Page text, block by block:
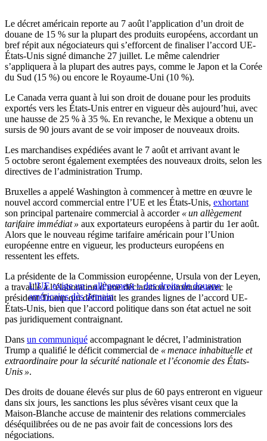
Le décret américain reporte au 7 août l’application d’un droit de
douane de 15 % sur la plupart des produits européens, accordant un
bref répit aux négociateurs qui s’efforcent de finaliser l’accord UE-
États-Unis signé dimanche 27 juillet. Le même calendrier
s’appliquera à la plupart des autres pays, comme le Japon et la Corée
du Sud (15 %) ou encore le Royaume-Uni (10 %).
Le Canada verra quant à lui son droit de douane pour les produits
exportés vers les États-Unis entrer en vigueur dès aujourd’hui, avec
une hausse de 25 % à 35 %. En revanche, le Mexique a obtenu un
sursis de 90 jours avant de se voir imposer de nouveaux droits.
Les marchandises expédiées avant le 7 août et arrivant avant le
5 octobre seront également exemptées des nouveaux droits, selon les
directives de l’administration Trump.
Bruxelles a appelé Washington à commencer à mettre en œuvre le
nouvel accord commercial entre l’UE et les États-Unis, exhortant
son principal partenaire commercial à accorder « un allègement
tarifaire immédiat » aux exportateurs européens à partir du 1er août.
Alors que le nouveau régime tarifaire américain pour l’Union
européenne entre en vigueur, les producteurs européens en
ressentent les effets.
L’UE exige un « allègement » des droits de douane
américains dès demain
La présidente de la Commission européenne, Ursula von der Leyen,
a travaillé à l’élaboration d’une déclaration commune avec le
président Trump qui définirait les grandes lignes de l’accord UE-
États-Unis, bien que l’accord politique dans son état actuel ne soit
pas juridiquement contraignant.
Dans un communiqué accompagnant le décret, l’administration
Trump a qualifié le déficit commercial de « menace inhabituelle et
extraordinaire pour la sécurité nationale et l’économie des États-
Unis ».
Des droits de douane élevés sur plus de 60 pays entreront en vigueur
dans six jours, les sanctions les plus sévères visant ceux que la
Maison-Blanche accuse de maintenir des relations commerciales
déséquilibrées ou de ne pas avoir fait de concessions lors des
négociations.